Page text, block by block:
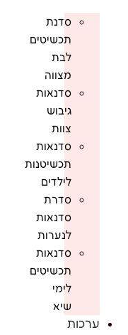
סדנת
תכשיטים
לבת
מצווה
סדנאות
גיבוש
צוות
סדנאות
תכשיטנות
לילדים
סדרת
סדנאות
לנערות
סדנאות
תכשיטים
לימי
שיא
ערכות